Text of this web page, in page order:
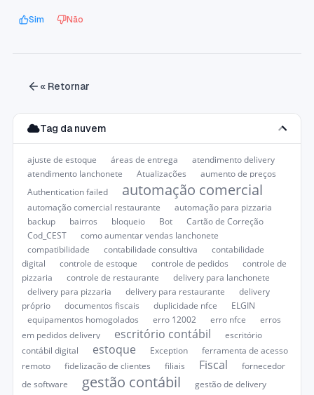
Sim Não
« Retornar
Tag da nuvem
ajuste de estoque áreas de entrega
atendimento delivery
atendimento lanchonete
Atualizações
aumento de preços
Authentication failed
automação comercial
automação comercial restaurante
automação para pizzaria
backup
bairros bloqueio Bot
Cartão de Correção
Cod_CEST
como aumentar vendas lanchonete
compatibilidade
contabilidade consultiva
contabilidade
digital
controle de estoque controle de pedidos
controle de
pizzaria
controle de restaurante
delivery para lanchonete
delivery para pizzaria
delivery para restaurante
delivery
próprio
documentos fiscais duplicidade nfce
ELGIN
equipamentos homogolados
erro 12002 erro nfce
erros
em pedidos delivery
escritório contábil
escritório
contábil digital
estoque Exception
ferramenta de acesso
remoto
fidelização de clientes filiais Fiscal
fornecedor
de software
gestão contábil
gestão de delivery